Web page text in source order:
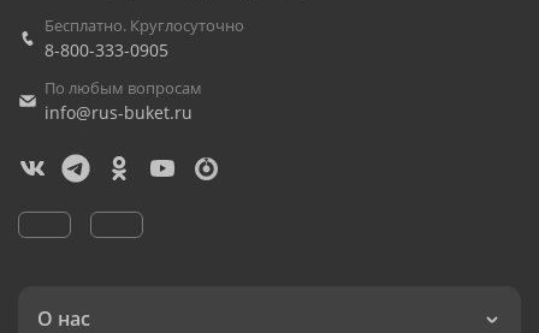
Бесплатно. Круглосуточно
8-800-333-0905
По любым вопросам
info@rus-buket.ru
О нас